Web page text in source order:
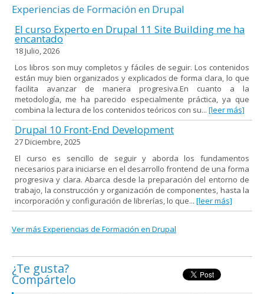
Experiencias de Formación en Drupal
El curso Experto en Drupal 11 Site Building me ha
encantado
18 Julio, 2026
Los libros son muy completos y fáciles de seguir. Los contenidos
están muy bien organizados y explicados de forma clara, lo que
facilita avanzar de manera progresiva.En cuanto a la
metodología, me ha parecido especialmente práctica, ya que
combina la lectura de los contenidos teóricos con su... [leer más]
Drupal 10 Front-End Development
27 Diciembre, 2025
El curso es sencillo de seguir y aborda los fundamentos
necesarios para iniciarse en el desarrollo frontend de una forma
progresiva y clara. Abarca desde la preparación del entorno de
trabajo, la construcción y organización de componentes, hasta la
incorporación y configuración de librerías, lo que... [leer más]
Ver más Experiencias de Formación en Drupal
¿Te gusta?
Compártelo